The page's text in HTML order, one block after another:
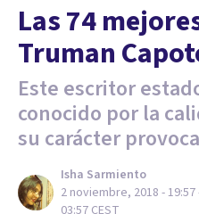
Las 74
Truman
Este escritor
conocido por la
su carácter
Isha Sarmiento
2 noviembre, 2018 - 19:57
03:57 CEST